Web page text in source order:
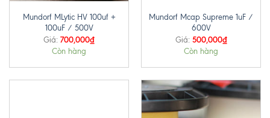
Mundorf MLytic HV 100uf +
100uF / 500V
Giá: 700,000₫
Còn hàng
Mundorf Mcap Supreme 1uF /
600V
Giá: 500,000₫
Còn hàng